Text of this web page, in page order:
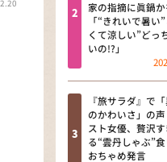
河合＆
「なん
かえり）
DAIGO
にする
本日は
朝だ！
家の指摘に眞鍋か
「“きれいで暑い
くて涼しい”どっ
いの!?」
『旅サラダ』で
のかわいさ」の
スト女優、贅沢
る“雲丹しゃぶ”
おちゃめ発言